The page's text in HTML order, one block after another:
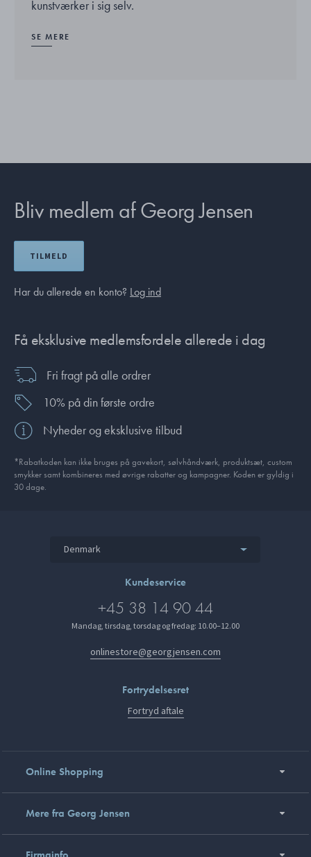
kunstværker i sig selv.
SE MERE
Bliv medlem af Georg Jensen
TILMELD
Har du allerede en konto? Log ind
Få eksklusive medlemsfordele allerede i dag
Fri fragt på alle ordrer
10% på din første ordre
Nyheder og eksklusive tilbud
*Rabatkoden kan ikke bruges på gavekort, sølvhåndværk, produktsæt, custom
smykker samt kombineres med øvrige rabatter og kampagner. Koden er gyldig i
30 dage.
Denmark
Kundeservice
+45 38 14 90 44
Mandag, tirsdag, torsdag og fredag: 10.00–12.00
onlinestore@georgjensen.com
Fortrydelsesret
Fortryd aftale
Online Shopping
Mere fra Georg Jensen